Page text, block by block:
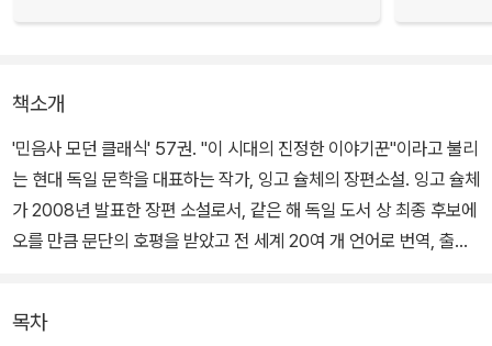
책소개
'민음사 모던 클래식' 57권. "이 시대의 진정한 이야기꾼"이라고 불리
는 현대 독일 문학을 대표하는 작가, 잉고 슐체의 장편소설. 잉고 슐체
가 2008년 발표한 장편 소설로서, 같은 해 독일 도서 상 최종 후보에
오를 만큼 문단의 호평을 받았고 전 세계 20여 개 언어로 번역, 출간
잉고 슐체는 통일 직전 동독을 배경으로 동독에 머무르려는 아담과
목차